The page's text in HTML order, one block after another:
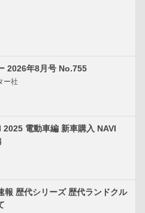
2026年8月号 No.755
ー社
2025 電動車編 新車購入 NAVI
報 歴代シリーズ 歴代ランドクル